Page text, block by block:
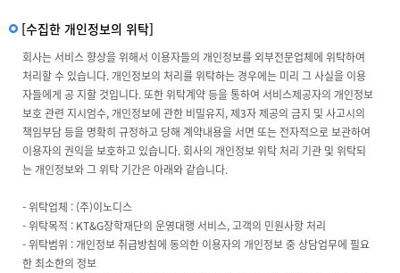
[수집한 개인정보의 위탁]
회사는 서비스 향상을 위해서 이용자들의 개인정보를 외부전문업체에 위탁하여
처리할 수 있습니다. 개인정보의 처리를 위탁하는 경우에는 미리 그 사실을 이용
자들에게 공 지할 것입니다. 또한 위탁계약 등을 통하여 서비스제공자의 개인정보
보호 관련 지시엄수, 개인정보에 관한 비밀유지, 제3자 제공의 금지 및 사고시의
책임부담 등을 명확히 규정하고 당해 계약내용을 서면 또는 전자적으로 보관하여
이용자의 권익을 보호하고 있습니다. 회사의 개인정보 위탁 처리 기관 및 위탁되
는 개인정보와 그 위탁 기간은 아래와 같습니다.
- 위탁업체 : (주)이노디스
- 위탁목적 : KT&G장학재단의 운영대행 서비스, 고객의 민원사항 처리
- 위탁범위 : 개인정보 취급방침에 동의한 이용자의 개인정보 중 상담업무에 필요
한 최소한의 정보